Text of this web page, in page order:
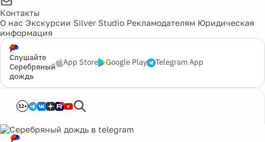
Контакты
О нас Экскурсии Silver Studio Рекламодателям Юридическая
информация
Слушайте
Серебряный
дождь
App Store Google Play Telegram App
12+